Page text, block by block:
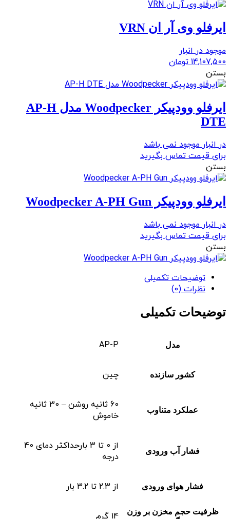
ایرفلو وی آر ان VRN
موجود در انبار
14,107,500 تومان
بستن
ایرفلو وودپیکر Woodpecker مدل AP-H
DTE
در انبار موجود نمی باشد
برای قیمت تماس بگیرید
بستن
ایرفلو وودپیکر Woodpecker A-PH Gun
در انبار موجود نمی باشد
برای قیمت تماس بگیرید
بستن
توضیحات تکمیلی
نظرات (0)
توضیحات تکمیلی
مدل AP-P
کشور سازنده چین
عملکرد متناوب
60 ثانیه روشن – 30 ثانیه
خاموش
فشار آب ورودی
از 0 تا 3 بارحداکثر دمای 40
درجه
فشار هوای ورودی از 2.3 تا 3.2 بار
ظرفیت حجم مخزن بر وزن
14 گرم